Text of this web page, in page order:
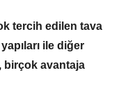
tercih edilen tava
yapıları ile diğer
birçok avantaja